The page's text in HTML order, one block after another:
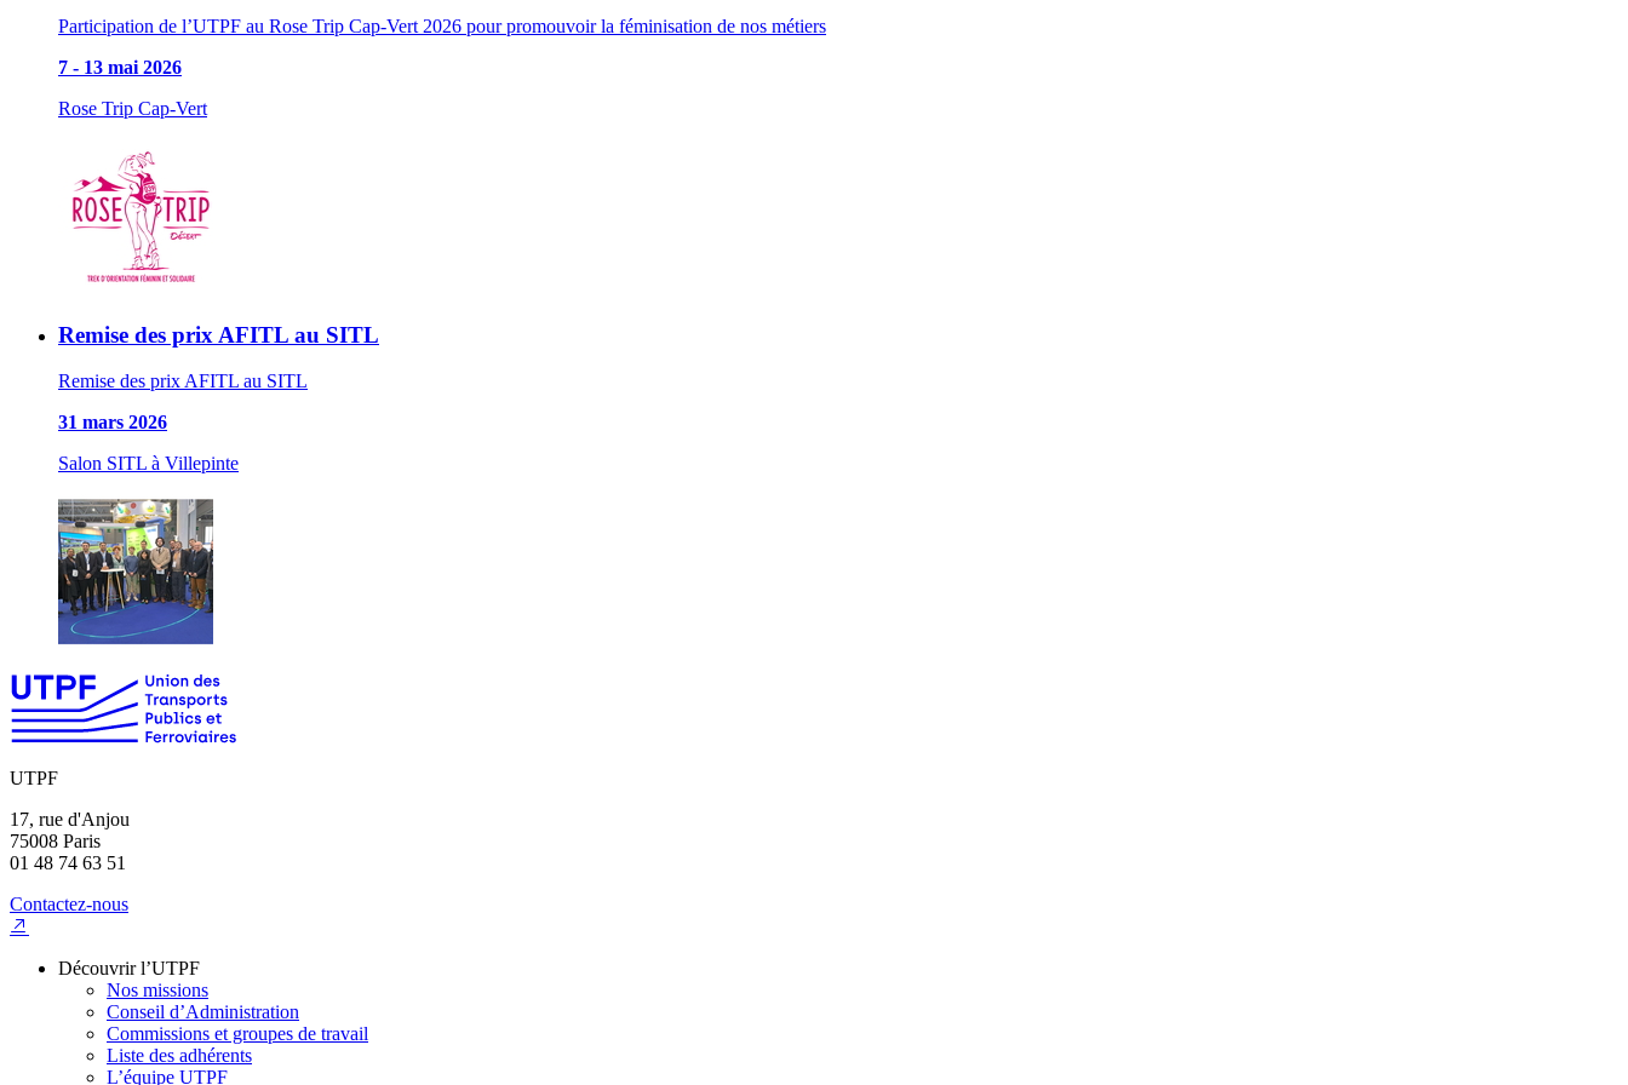
Participation de l’UTPF au Rose Trip Cap-Vert 2026 pour promouvoir la féminisation de nos métiers
7 - 13 mai 2026
Rose Trip Cap-Vert
Remise des prix AFITL au SITL
Remise des prix AFITL au SITL
31 mars 2026
Salon SITL à Villepinte
UTPF
17, rue d'Anjou
75008 Paris
01 48 74 63 51
Contactez-nous
Découvrir l’UTPF
Nos missions
Conseil d’Administration
Commissions et groupes de travail
Liste des adhérents
L’équipe UTPF